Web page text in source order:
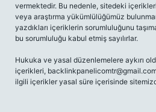
vermektedir. Bu nedenle, sitedeki
veya araştırma yükümlülüğümüz
yazdıkları içeriklerin sorumluluğunu
bu sorumluluğu kabul etmiş sayılırlar.
Hukuka ve yasal düzenlemelere aykırı
içerikleri,
ilgili içerikler yasal süre içerisinde